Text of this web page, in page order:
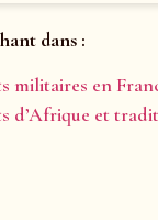
dans :
militaires en
d’Afrique et